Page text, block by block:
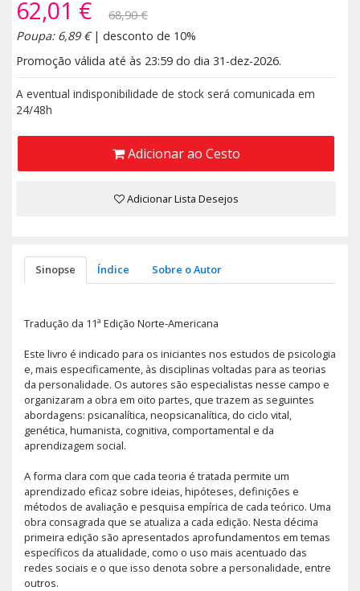
62,01 €
68,90 €
Poupa: 6,89 €| desconto de 10%
Promoção válida até às 23:59 do dia 31-dez-2026.
A eventual indisponibilidade de stock será comunicada em
24/48h
Adicionar ao Cesto
Adicionar Lista Desejos
Sinopse Índice Sobre o Autor
Tradução da 11ª Edição Norte-Americana
Este livro é indicado para os iniciantes nos estudos de psicologia
e, mais especificamente, às disciplinas voltadas para as teorias
da personalidade. Os autores são especialistas nesse campo e
organizaram a obra em oito partes, que trazem as seguintes
abordagens: psicanalítica, neopsicanalítica, do ciclo vital,
genética, humanista, cognitiva, comportamental e da
aprendizagem social.
A forma clara com que cada teoria é tratada permite um
aprendizado eficaz sobre ideias, hipóteses, definições e
métodos de avaliação e pesquisa empírica de cada teórico. Uma
obra consagrada que se atualiza a cada edição. Nesta décima
primeira edição são apresentados aprofundamentos em temas
específicos da atualidade, como o uso mais acentuado das
redes sociais e o que isso denota sobre a personalidade, entre
outros.